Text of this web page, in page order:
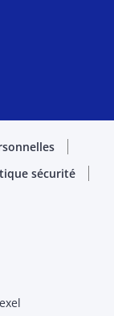
sécurité